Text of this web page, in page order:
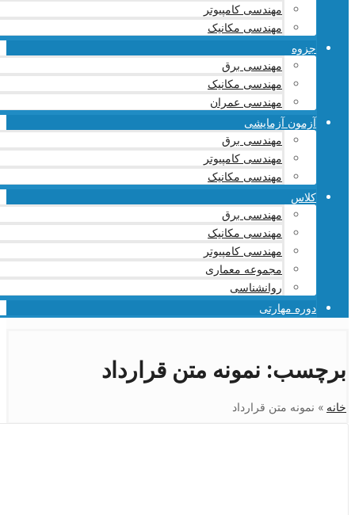
مهندسی کامپیوتر
مهندسی مکانیک
جزوه
مهندسی برق
مهندسی مکانیک
مهندسی عمران
آزمون آزمایشی
مهندسی برق
مهندسی کامپیوتر
مهندسی مکانیک
کلاس
مهندسی برق
مهندسی مکانیک
مهندسی کامپیوتر
مجموعه معماری
روانشناسی
دوره مهارتی
برچسب: نمونه متن قرارداد
خانه » نمونه متن قرارداد